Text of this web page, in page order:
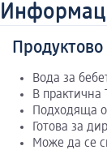
Вода за
В практична
Подходяща
Готова за
Може да се